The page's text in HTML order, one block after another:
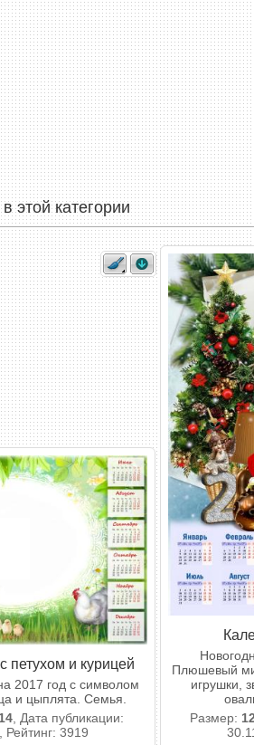
этой категории
петухом и курицей
2017 год с символом
и цыплята. Семья.
, Дата публикации:
Рейтинг: 3919
Плюшевый
игрушки,
Размер: